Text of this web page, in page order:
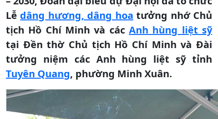
Lễ dâng hương, dâng hoa tưởng nhớ Chủ
tịch Hồ Chí Minh và các Anh hùng liệt sỹ
tại Đền thờ Chủ tịch Hồ Chí Minh và Đài
tưởng niệm các Anh hùng liệt sỹ tỉnh
Tuyên Quang, phường Minh Xuân.